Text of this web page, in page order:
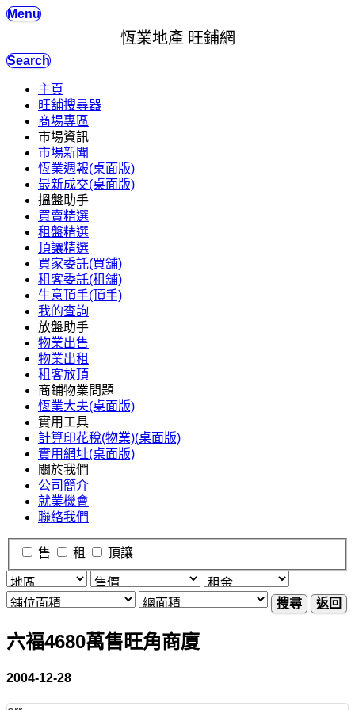
Menu
恆業地產 旺鋪網
Search
主頁
旺舖搜尋器
商場專區
市場資訊
市場新聞
恆業週報(桌面版)
最新成交(桌面版)
搵盤助手
買賣精選
租盤精選
頂讓精選
買家委託(買舖)
租客委託(租舖)
生意頂手(頂手)
我的查詢
放盤助手
物業出售
物業出租
租客放頂
商鋪物業問題
恆業大夫(桌面版)
實用工具
計算印花稅(物業)(桌面版)
實用網址(桌面版)
關於我們
公司簡介
就業機會
聯絡我們
售 租 頂讓
搜尋 返回
六褔4680萬售旺角商廈
2004-12-28